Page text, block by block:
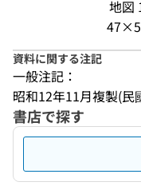
地図
資料に関する注記
一般注記：
昭和12年11月複製(民
書店で探す